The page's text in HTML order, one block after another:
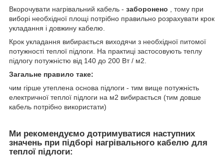
Вкорочувати нагрівальний кабель - заборонено
, тому при
виборі необхідної площі потрібно правильно розрахувати крок
укладання і довжину кабелю.
Крок укладання вибирається виходячи з необхідної питомої
потужності теплої підлоги. На практиці застосовують теплу
підлогу потужністю від 140 до 200 Вт / м2.
Загальне правило таке:
чим гірше утеплена основа підлоги - тим вище потужність
електричної теплої підлоги на м2 вибирається (тим довше
кабель потрібно використати)
Ми рекомендуємо дотримуватися наступних
значень при підборі нагрівального кабелю для
теплої підлоги: